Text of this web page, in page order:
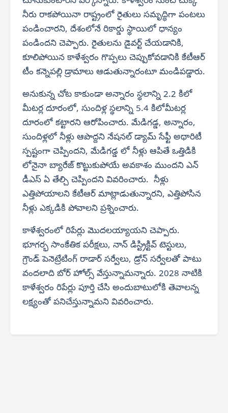
నీరు రాకపోయినా రాష్ట్రంలో రైతులు సమృద్ధిగా పంటలు
పండించారని, దేశంలోనే రికార్డు స్థాయిలో ధాన్యం
పండిందని చెప్పారు. రైతులను డైవర్ట్ చేయడానికి,
కూలిపోయిన కాళేశ్వరం గొప్పలు చెప్పుకోవడానికి కేటీఆర్
టీం కన్నెపల్లి డ్రామాలు ఆడుతున్నారంటూ మండిపడ్డారు.
అనుకున్న చోట కాకుండా అన్నారం స్థలాన్ని 2.2 కిలో
మీటర్ల దూరంలో, సుందిళ్ల స్థలాన్ని 5.4 కిలోమీటర్ల
దూరంలో కట్టారని ఆరోపించారు. మేడిగడ్డ, అన్నారం,
సుందిళ్లలో నీళ్లు ఆపొద్దని నేషనల్ డ్యామ్ సేఫ్టీ అథారిటీ
స్పష్టంగా చెప్పిందని, మేడిగడ్డ లో నీళ్లు ఆపితే ఒత్తిడికి
లోనైనా బ్యారేజ్ కొట్టుకుపోయే అవకాశం ముందని ఎన్
డీఎస్ ఏ తేల్చి చెప్పిందని వివరించారు. నీళ్లు
ఎత్తిపోయాలని కేటీఆర్ మాట్లాడుతున్నారని, ఎత్తిపోసిన
నీళ్లు ఎక్కడికి పోవాలని ప్రశ్నించారు.
కాళేశ్వరంలో రిపేర్లు మొదలయ్యాయని చెప్పారు.
భూగర్భ సాంకేతిక పరీక్షలు, నాన్ డిస్ట్రిక్టివ్ టెస్టులు,
గ్రౌండ్ పెనెట్రేటింగ్ రాడార్ సర్వేలు, డ్రోన్ సర్వేలతో పాటు
వందలాది బోర్ హోల్స్ వేస్తున్నామన్నారు. 2028 నాటికి
కాళేశ్వరం రిపేర్లు పూర్తి చేసి అందుబాటులోకి తెవాలన్న
లక్ష్యంతో పనిచేస్తున్నామని వివరించారు.